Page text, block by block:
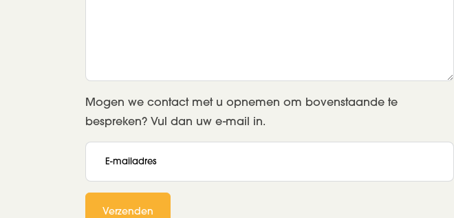
Mogen we contact met u opnemen om bovenstaande te
bespreken? Vul dan uw e-mail in.
E-mailadres
Verzenden